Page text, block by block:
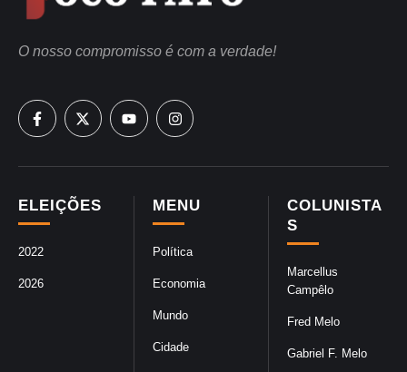
COLUNISTA
S
Marcellus
Campêlo
Fred Melo
Gabriel F. Melo
MENU
Política
Economia
Mundo
Cidade
ELEIÇÕES
2022
2026
O nosso compromisso é com a verdade!